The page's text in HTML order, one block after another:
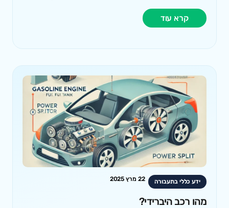
קרא עוד
ידע כללי בתעבורה 22 מרץ 2025
מהו רכב היברידי?